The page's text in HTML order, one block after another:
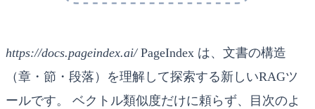
https://docs.pageindex.ai/PageIndex は、文書の構造
（章・節・段落）を理解して探索する新しいRAGツ
ールです。 ベクトル類似度だけに頼らず、目次のよ